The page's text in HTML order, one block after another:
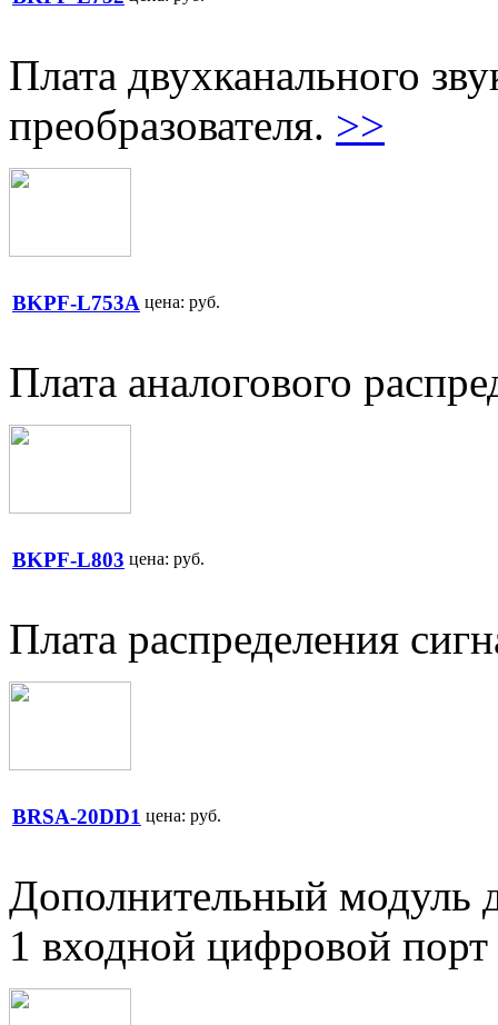
Плата двухканального
преобразователя. >>
BKPF-L753A цена: руб.
Плата аналогового
BKPF-L803 цена: руб.
Плата распределения
BRSA-20DD1 цена: руб.
Дополнительный модуль
1 входной цифровой